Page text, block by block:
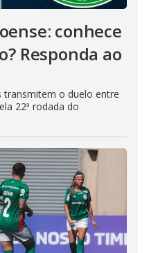
conhece
Responda ao
transmitem o duelo entre
22ª rodada do